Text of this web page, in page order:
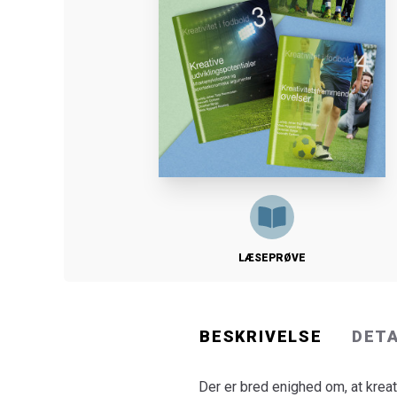
LÆSEPRØVE
BESKRIVELSE
Der er bred enighed om, at